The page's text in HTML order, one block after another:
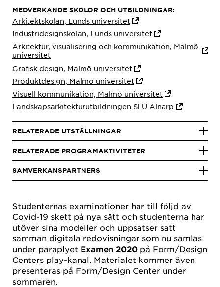
Studenternas examinationer har till följd av
Covid-19 skett på nya sätt och studenterna har
utöver sina modeller och uppsatser satt
samman digitala redovisningar som nu samlas
under paraplyet Examen 2020 på Form/Design
Centers play-kanal. Materialet kommer även
presenteras på Form/Design Center under
sommaren.
MEDVERKANDE SKOLOR OCH UTBILDNINGAR:
Arkitektskolan, Lunds universitet
​Industridesignskolan, Lunds universitet
​Arkitektur, visualisering och kommunikation, Malmö
universitet
Grafisk design, Malmö universitet
​Produktdesign, Malmö universitet
​Visuell kommunikation, Malmö universitet
Landskapsarkitekturutbildningen SLU Alnarp
RELATERADE UTSTÄLLNINGAR
RELATERADE PROGRAMAKTIVITETER
SAMVERKANSPARTNERS